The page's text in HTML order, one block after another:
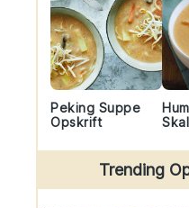
Peking Suppe
Opskrift
Trending